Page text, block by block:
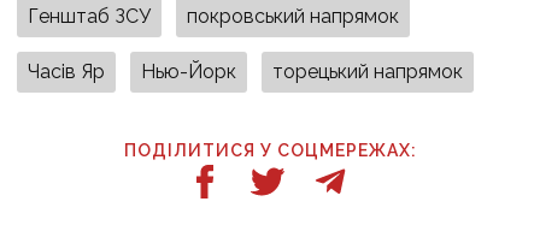
Генштаб ЗСУ покровський напрямок
Часів Яр Нью-Йорк торецький напрямок
ПОДІЛИТИСЯ У СОЦМЕРЕЖАХ: